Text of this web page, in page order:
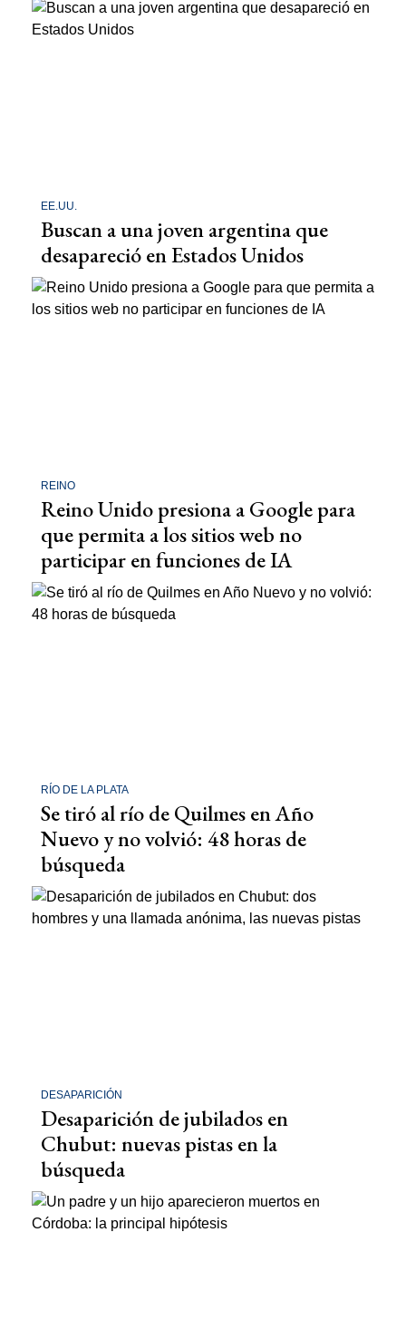
EE.UU.
Buscan a una joven argentina que
desapareció en Estados Unidos
REINO
Reino Unido presiona a Google para
que permita a los sitios web no
participar en funciones de IA
RÍO DE LA PLATA
Se tiró al río de Quilmes en Año
Nuevo y no volvió: 48 horas de
búsqueda
DESAPARICIÓN
Desaparición de jubilados en
Chubut: nuevas pistas en la
búsqueda